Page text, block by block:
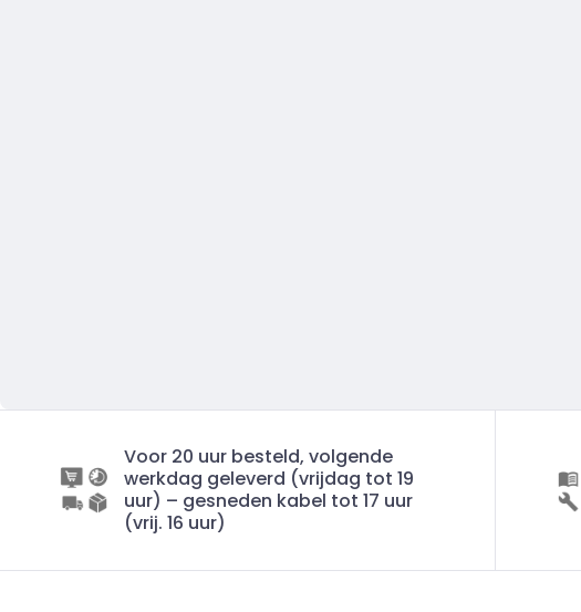
Voor 20 uur besteld, volgende
werkdag geleverd (vrijdag tot 19
uur) – gesneden kabel tot 17 uur
(vrij. 16 uur)